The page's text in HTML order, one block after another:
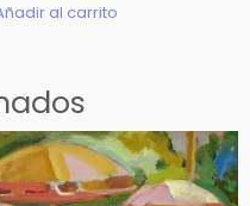
al carrito